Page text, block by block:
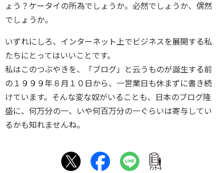
ょう？ケータイの所為でしょうか。必然でしょうか、偶然
でしょうか。
いずれにしろ、インターネット上でビジネスを展開する私
たちにとってはいいことです。
私はこのつぶやきを、「ブログ」と云うものが誕生する前
の１９９９年８月１０日から、一営業日も休まずに書き続
けています。そんな変な奴がいることも、日本のブログ隆
盛に、何万分の一、いや何百万分の一ぐらいは寄与してい
るかも知れませんね。
ｱﾝｹｰﾄ